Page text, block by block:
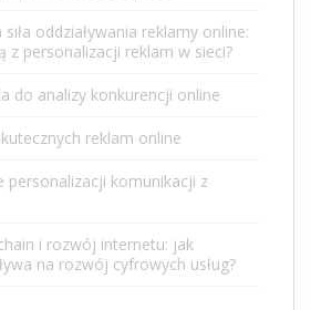
siła oddziaływania reklamy online:
z personalizacji reklam w sieci?
do analizy konkurencji online
reklam online
personalizacji komunikacji z
i rozwój internetu: jak
na rozwój cyfrowych usług?